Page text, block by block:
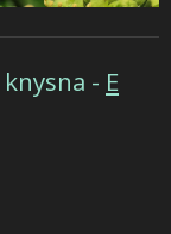
knysna - E